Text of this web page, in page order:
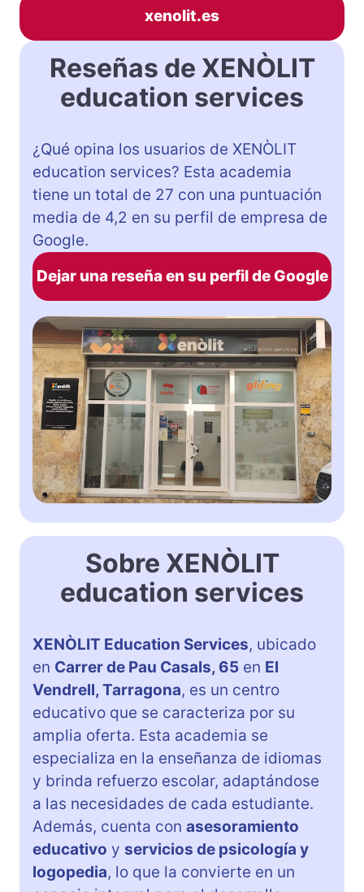
xenolit.es
Reseñas de XENÒLIT
education services
¿Qué opina los usuarios de XENÒLIT
education services? Esta academia
tiene un total de 27 con una puntuación
media de 4,2 en su perfil de empresa de
Google.
Dejar una reseña en su perfil de Google
Sobre XENÒLIT
education services
XENÒLIT Education Services, ubicado
en Carrer de Pau Casals, 65 en El
Vendrell, Tarragona, es un centro
educativo que se caracteriza por su
amplia oferta. Esta academia se
especializa en la enseñanza de idiomas
y brinda refuerzo escolar, adaptándose
a las necesidades de cada estudiante.
Además, cuenta con asesoramiento
educativo y servicios de psicología y
logopedia, lo que la convierte en un